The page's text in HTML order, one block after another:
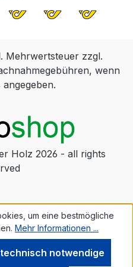
höherer
ist die
l reicht bei
sich maßgeblich
des vorhandenen
beziehen sich auf
verstärken den
Holzes
zu satte
Belüftung
Mehrwertsteuer zzgl.
wenn
Holz 2026 - all rights
um eine bestmögliche
Mehr Informationen ...
notwendige